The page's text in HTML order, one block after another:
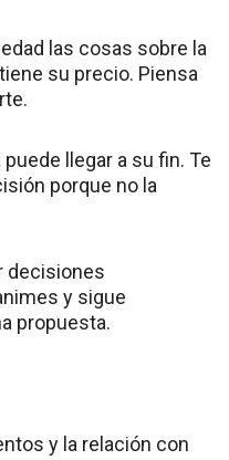
las cosas sobre la
su precio. Piensa
llegar a su fin. Te
porque no la
decisiones
y sigue
propuesta.
y la relación con